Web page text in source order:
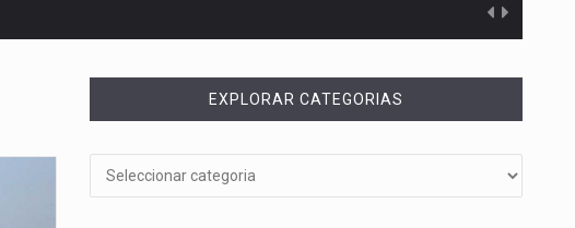
EXPLORAR CATEGORIAS